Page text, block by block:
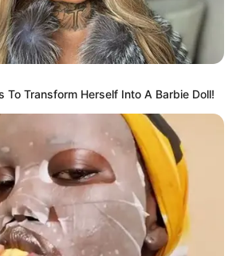
à VINCENNES dans la Réunion
ADALBERTA – Trot Attelé – 2100
To Transform Herself Into A Barbie Doll!